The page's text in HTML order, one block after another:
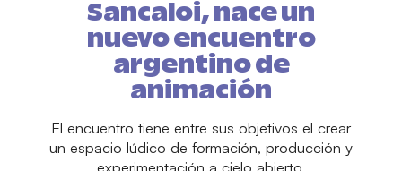
Sancaloi, nace un
nuevo encuentro
argentino de
animación
El encuentro tiene entre sus objetivos el crear
un espacio lúdico de formación, producción y
experimentación a cielo abierto.